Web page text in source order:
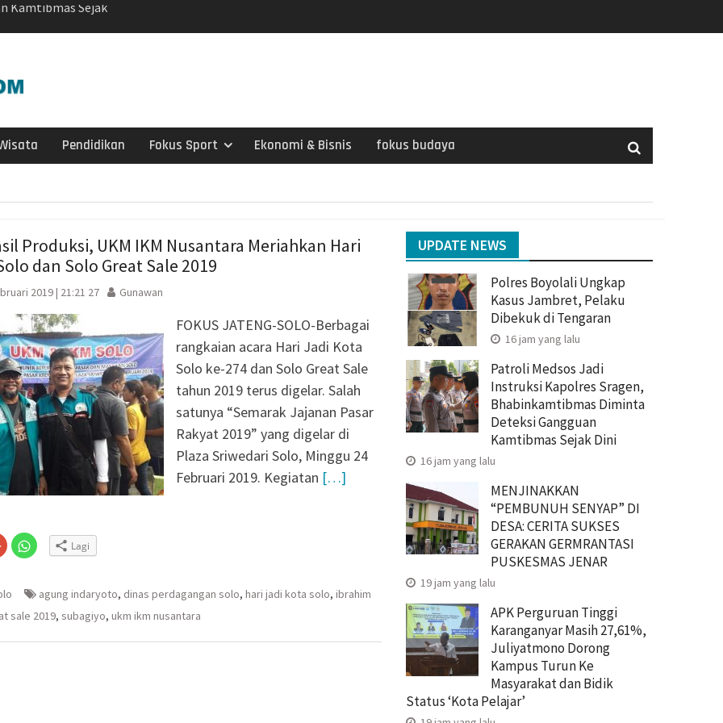
SENYAP”
GERAKAN
Karanganyar
Dorong
Menjaga Keaktifan
Protes Pakan
Jadi Korban
Kuno Ditemukan di
Brangkal:
Tingkatkan
melalui Pembuatan
UMKM
Hangus
Penyelidikan
Kasus
di Tengaran
Instruksi Kapolres
Diminta
Kamtibmas Sejak
Pendidikan Fokus Sport Ekonomi & Bisnis fokus budaya
Produksi, UKM IKM Nusantara Meriahkan Hari
dan Solo Great Sale 2019
2019 | 21:21 27 Gunawan
FOKUS JATENG-SOLO-Berbagai
rangkaian acara Hari Jadi Kota
Solo ke-274 dan Solo Great Sale
tahun 2019 terus digelar. Salah
satunya “Semarak Jajanan Pasar
Rakyat 2019” yang digelar di
Plaza Sriwedari Solo, Minggu 24
Februari 2019. Kegiatan […]
Klik
untuk
berbagi
(Membuka
di
jendela
yang
Klik
untuk
di
jendela
yang
baru)
Lagi
agung indaryoto, dinas perdagangan solo, hari jadi kota solo, ibrahim
sale 2019, subagiyo, ukm ikm nusantara
UPDATE NEWS
Polres Boyolali Ungkap
Kasus Jambret, Pelaku
Dibekuk di Tengaran
16 jam yang lalu
Patroli Medsos Jadi
Instruksi Kapolres Sragen,
Bhabinkamtibmas Diminta
Deteksi Gangguan
Kamtibmas Sejak Dini
16 jam yang lalu
MENJINAKKAN
“PEMBUNUH SENYAP” DI
DESA: CERITA SUKSES
GERAKAN GERMRANTASI
PUSKESMAS JENAR
19 jam yang lalu
APK Perguruan Tinggi
Karanganyar Masih 27,61%,
Juliyatmono Dorong
Kampus Turun Ke
Masyarakat dan Bidik
Status ‘Kota Pelajar’